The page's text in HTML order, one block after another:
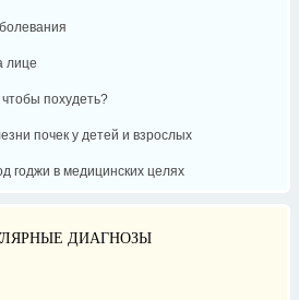
лице
похудеть?
почек у детей и взрослых
годжи в медицинских целях
ДИАГНОЗЫ